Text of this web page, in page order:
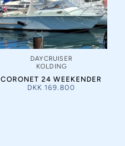
DAYCRUISER
KOLDING
CORONET 24 WEEKENDER
DKK 169.800